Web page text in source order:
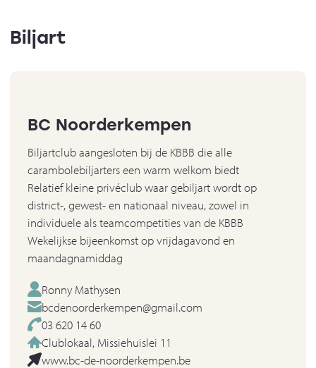
Biljart
BC Noorderkempen
Biljartclub aangesloten bij de KBBB die alle
carambolebiljarters een warm welkom biedt
Relatief kleine privéclub waar gebiljart wordt op
district-, gewest- en nationaal niveau, zowel in
individuele als teamcompetities van de KBBB
Wekelijkse bijeenkomst op vrijdagavond en
maandagnamiddag
Ronny Mathysen
bcdenoorderkempen@gmail.com
03 620 14 60
Clublokaal, Missiehuislei 11
www.bc-de-noorderkempen.be